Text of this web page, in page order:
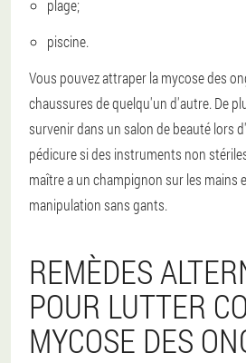
plage;
piscine.
Vous pouvez attraper la mycose des
chaussures de quelqu'un d'autre. De
survenir dans un salon de beauté lors
pédicure si des instruments non
maître a un champignon sur les mains
manipulation sans gants.
REMÈDES
POUR LUTTER
MYCOSE DES